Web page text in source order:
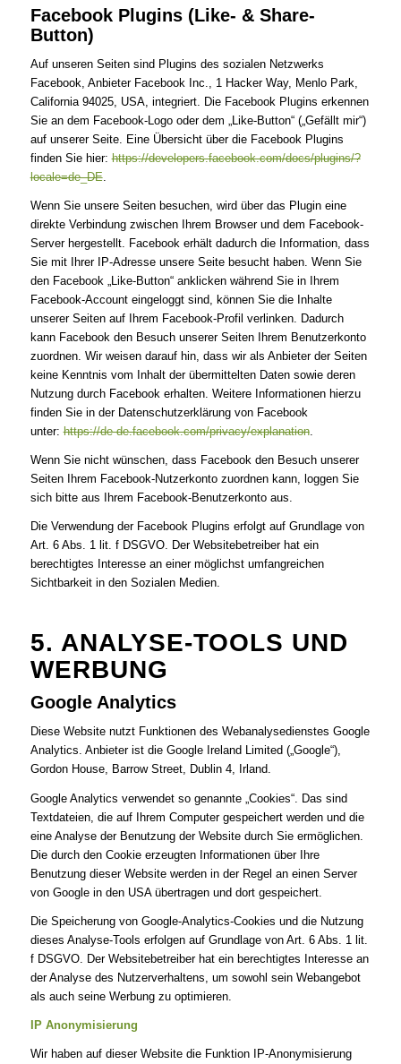
Facebook Plugins (Like- & Share-
Button)
Auf unseren Seiten sind Plugins des sozialen Netzwerks
Facebook, Anbieter Facebook Inc., 1 Hacker Way, Menlo Park,
California 94025, USA, integriert. Die Facebook Plugins erkennen
Sie an dem Facebook-Logo oder dem „Like-Button“ („Gefällt mir“)
auf unserer Seite. Eine Übersicht über die Facebook Plugins
finden Sie hier:https://developers.facebook.com/docs/plugins/?
locale=de_DE.
Wenn Sie unsere Seiten besuchen, wird über das Plugin eine
direkte Verbindung zwischen Ihrem Browser und dem Facebook-
Server hergestellt. Facebook erhält dadurch die Information, dass
Sie mit Ihrer IP-Adresse unsere Seite besucht haben. Wenn Sie
den Facebook „Like-Button“ anklicken während Sie in Ihrem
Facebook-Account eingeloggt sind, können Sie die Inhalte
unserer Seiten auf Ihrem Facebook-Profil verlinken. Dadurch
kann Facebook den Besuch unserer Seiten Ihrem Benutzerkonto
zuordnen. Wir weisen darauf hin, dass wir als Anbieter der Seiten
keine Kenntnis vom Inhalt der übermittelten Daten sowie deren
Nutzung durch Facebook erhalten. Weitere Informationen hierzu
finden Sie in der Datenschutzerklärung von Facebook
unter:https://de-de.facebook.com/privacy/explanation.
Wenn Sie nicht wünschen, dass Facebook den Besuch unserer
Seiten Ihrem Facebook-Nutzerkonto zuordnen kann, loggen Sie
sich bitte aus Ihrem Facebook-Benutzerkonto aus.
Die Verwendung der Facebook Plugins erfolgt auf Grundlage von
Art. 6 Abs. 1 lit. f DSGVO. Der Websitebetreiber hat ein
berechtigtes Interesse an einer möglichst umfangreichen
Sichtbarkeit in den Sozialen Medien.
5. ANALYSE-TOOLS UND
WERBUNG
Google Analytics
Diese Website nutzt Funktionen des Webanalysedienstes Google
Analytics. Anbieter ist die Google Ireland Limited („Google“),
Gordon House, Barrow Street, Dublin 4, Irland.
Google Analytics verwendet so genannte „Cookies“. Das sind
Textdateien, die auf Ihrem Computer gespeichert werden und die
eine Analyse der Benutzung der Website durch Sie ermöglichen.
Die durch den Cookie erzeugten Informationen über Ihre
Benutzung dieser Website werden in der Regel an einen Server
von Google in den USA übertragen und dort gespeichert.
Die Speicherung von Google-Analytics-Cookies und die Nutzung
dieses Analyse-Tools erfolgen auf Grundlage von Art. 6 Abs. 1 lit.
f DSGVO. Der Websitebetreiber hat ein berechtigtes Interesse an
der Analyse des Nutzerverhaltens, um sowohl sein Webangebot
als auch seine Werbung zu optimieren.
IP Anonymisierung
Wir haben auf dieser Website die Funktion IP-Anonymisierung